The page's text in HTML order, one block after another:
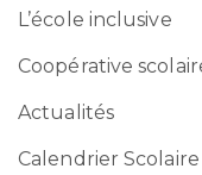
L’école inclusive
Coopérative
Actualités
Calendrier Scolaire